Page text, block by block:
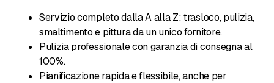
Servizio completo dalla A alla Z: trasloco, pulizia,
smaltimento e pittura da un unico fornitore.
Pulizia professionale con garanzia di consegna al
100%.
Pianificazione rapida e flessibile, anche per